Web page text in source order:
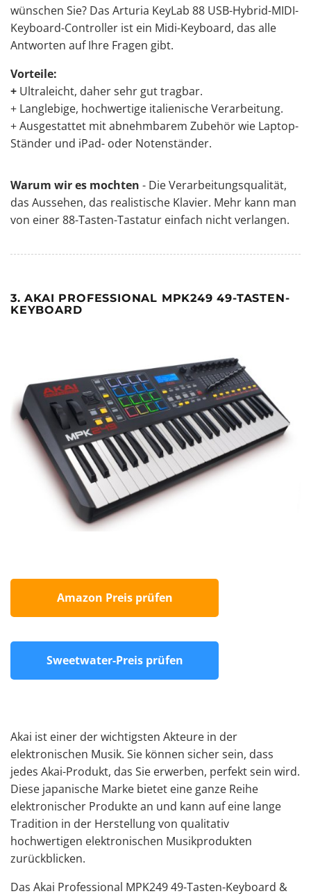
wünschen Sie? Das Arturia KeyLab 88 USB-Hybrid-MIDI-
Keyboard-Controller ist ein Midi-Keyboard, das alle
Antworten auf Ihre Fragen gibt.
Vorteile:
+ Ultraleicht, daher sehr gut tragbar.
+ Langlebige, hochwertige italienische Verarbeitung.
+ Ausgestattet mit abnehmbarem Zubehör wie Laptop-
Ständer und iPad- oder Notenständer.
Warum wir es mochten - Die Verarbeitungsqualität,
das Aussehen, das realistische Klavier. Mehr kann man
von einer88-Tasten-Tastatur einfach nicht verlangen.
3. AKAI PROFESSIONAL MPK249 49-TASTEN-
KEYBOARD
Amazon Preis prüfen
Sweetwater-Preis prüfen
Akai ist einer der wichtigsten Akteure in der
elektronischen Musik. Sie können sicher sein, dass
jedes Akai-Produkt, das Sie erwerben, perfekt sein wird.
Diese japanische Marke bietet eine ganze Reihe
elektronischer Produkte an und kann auf eine lange
Tradition in der Herstellung von qualitativ
hochwertigen elektronischen Musikprodukten
zurückblicken.
Das Akai Professional MPK249 49-Tasten-Keyboard &